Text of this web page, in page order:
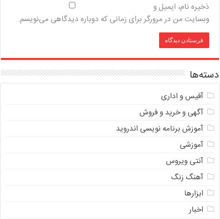
ذخیره نام، ایمیل و
وبسایت من در مرورگر برای زمانی که دوباره دیدگاهی می‌نویسم.
دسته‌ها
آفیس و اداری
آگهی و خرید و فروش
آموزش برنامه نویسی اندروید
آموزشی
آنتی ویروس
آهنگ زنگ
ابزارها
اخبار